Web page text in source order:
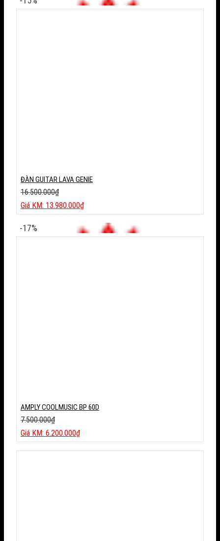
2.500.000₫.
tại
ĐÀN GUITAR LAVA GENIE
16.500.000₫
Giá
gốc
là:
16.500.000₫.
13.980.000₫
Giá
hiện
tại
-17%
AMPLY COOLMUSIC BP 60D
7.500.000₫
Giá
gốc
là:
6.200.000₫
Giá
hiện